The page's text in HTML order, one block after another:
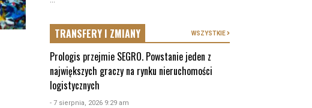
TRANSFERY I ZMIANY WSZYSTKIE
Prologis przejmie SEGRO. Powstanie jeden z
największych graczy na rynku nieruchomości
logistycznych
- 7 sierpnia, 2026 9:29 am